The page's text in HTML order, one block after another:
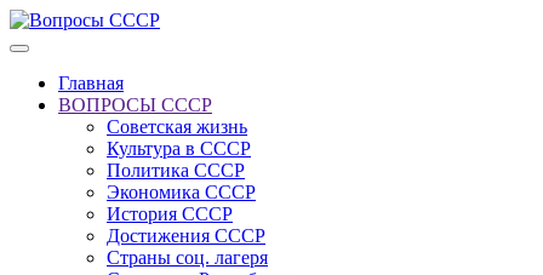
Главная
ВОПРОСЫ СССР
Советская жизнь
Культура в СССР
Политика СССР
Экономика СССР
История СССР
Достижения СССР
Страны соц. лагеря